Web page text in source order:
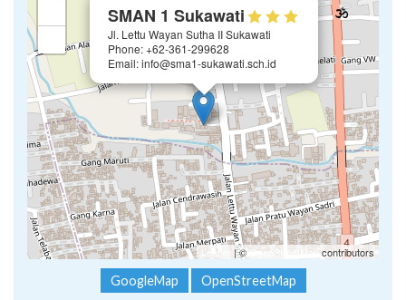
SMAN 1 Sukawati
Jl. Lettu Wayan Sutha II Sukawati
Phone: +62-361-299628
Email: info@sma1-sukawati.sch.id
Leaflet | ©OpenStreetMap contributors
GoogleMap OpenStreetMap